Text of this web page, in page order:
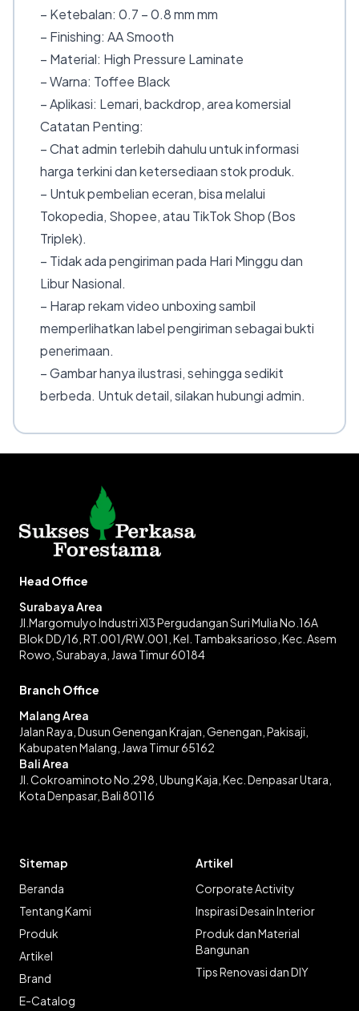
– Ketebalan: 0.7 – 0.8 mm mm
– Finishing: AA Smooth
– Material: High Pressure Laminate
– Warna: Toffee Black
– Aplikasi: Lemari, backdrop, area komersial
Catatan Penting:
– Chat admin terlebih dahulu untuk informasi
harga terkini dan ketersediaan stok produk.
– Untuk pembelian eceran, bisa melalui
Tokopedia, Shopee, atau TikTok Shop (Bos
Triplek).
– Tidak ada pengiriman pada Hari Minggu dan
Libur Nasional.
– Harap rekam video unboxing sambil
memperlihatkan label pengiriman sebagai bukti
penerimaan.
– Gambar hanya ilustrasi, sehingga sedikit
berbeda. Untuk detail, silakan hubungi admin.
Head Office
Surabaya Area
Jl.Margomulyo Industri XI3 Pergudangan Suri Mulia No.16A
Blok DD/16, RT.001/RW.001, Kel. Tambaksarioso, Kec. Asem
Rowo, Surabaya, Jawa Timur 60184
Branch Office
Malang Area
Jalan Raya, Dusun Genengan Krajan, Genengan, Pakisaji,
Kabupaten Malang, Jawa Timur 65162
Bali Area
Jl. Cokroaminoto No.298, Ubung Kaja, Kec. Denpasar Utara,
Kota Denpasar, Bali 80116
Sitemap
Beranda
Tentang Kami
Produk
Artikel
Brand
E-Catalog
Artikel
Corporate Activity
Inspirasi Desain Interior
Produk dan Material
Bangunan
Tips Renovasi dan DIY